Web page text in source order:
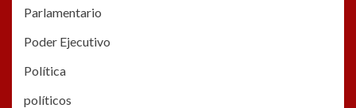
Parlamentario
Poder Ejecutivo
Política
políticos